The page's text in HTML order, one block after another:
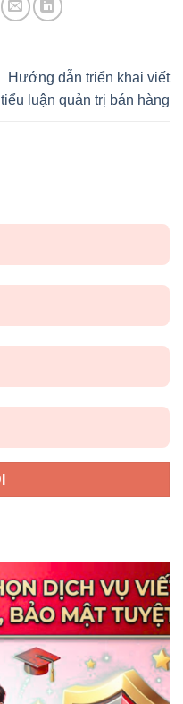
Hướng dẫn triển khai viết
tiểu luận quản trị bán hàng